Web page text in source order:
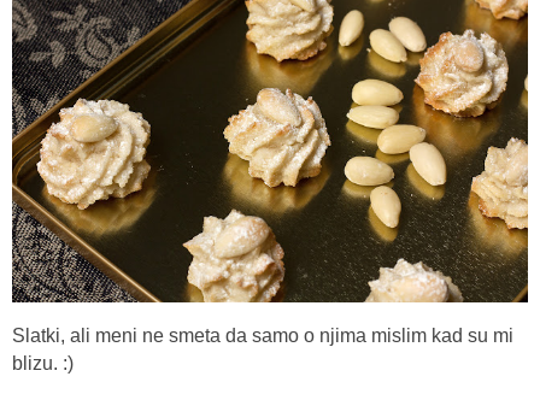
Slatki, ali meni ne smeta da samo o njima mislim kad su mi
blizu. :)